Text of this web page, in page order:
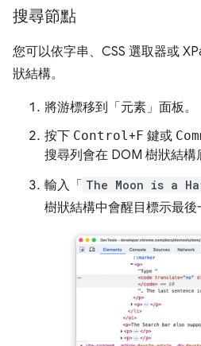
搜尋節點
您可以依字串、CSS 選取器或
狀結構。
將游標移到「元素」 面板。
按下 Control+ F 鍵或
搜尋列會在 DOM 樹狀結構
輸入「 The Moon is a
樹狀結構中會醒目標示最後